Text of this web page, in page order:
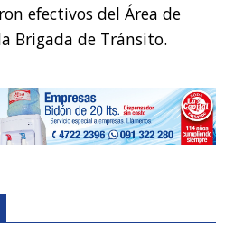
efectivos del Área de
Brigada de Tránsito.